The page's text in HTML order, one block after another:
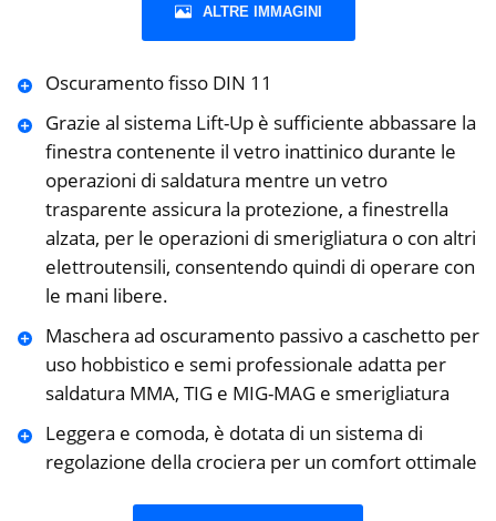
ALTRE IMMAGINI
Oscuramento fisso DIN 11
Grazie al sistema Lift-Up è sufficiente abbassare la
finestra contenente il vetro inattinico durante le
operazioni di saldatura mentre un vetro
trasparente assicura la protezione, a finestrella
alzata, per le operazioni di smerigliatura o con altri
elettroutensili, consentendo quindi di operare con
le mani libere.
Maschera ad oscuramento passivo a caschetto per
uso hobbistico e semi professionale adatta per
saldatura MMA, TIG e MIG-MAG e smerigliatura
Leggera e comoda, è dotata di un sistema di
regolazione della crociera per un comfort ottimale